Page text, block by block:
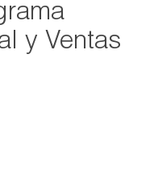
y Ventas